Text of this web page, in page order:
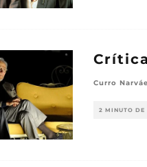
Curro
2 MINUTO DE